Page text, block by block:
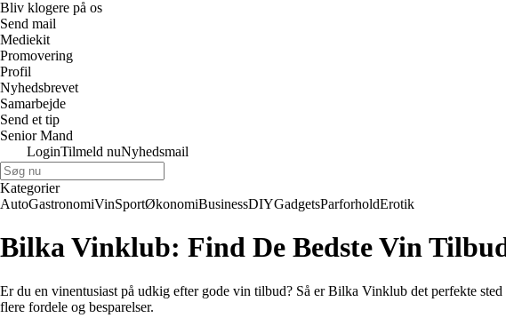
Bliv klogere på os
Send mail
Mediekit
Promovering
Profil
Nyhedsbrevet
Samarbejde
Send et tip
Senior Mand
LoginTilmeld nuNyhedsmail
Kategorier
AutoGastronomiVinSportØkonomiBusinessDIYGadgetsParforholdErotik
Bilka Vinklub: Find De Bedste Vin
Er du en vinentusiast på udkig efter gode vin tilbud? Så er Bilka Vinklub det perfekte
flere fordele og besparelser.